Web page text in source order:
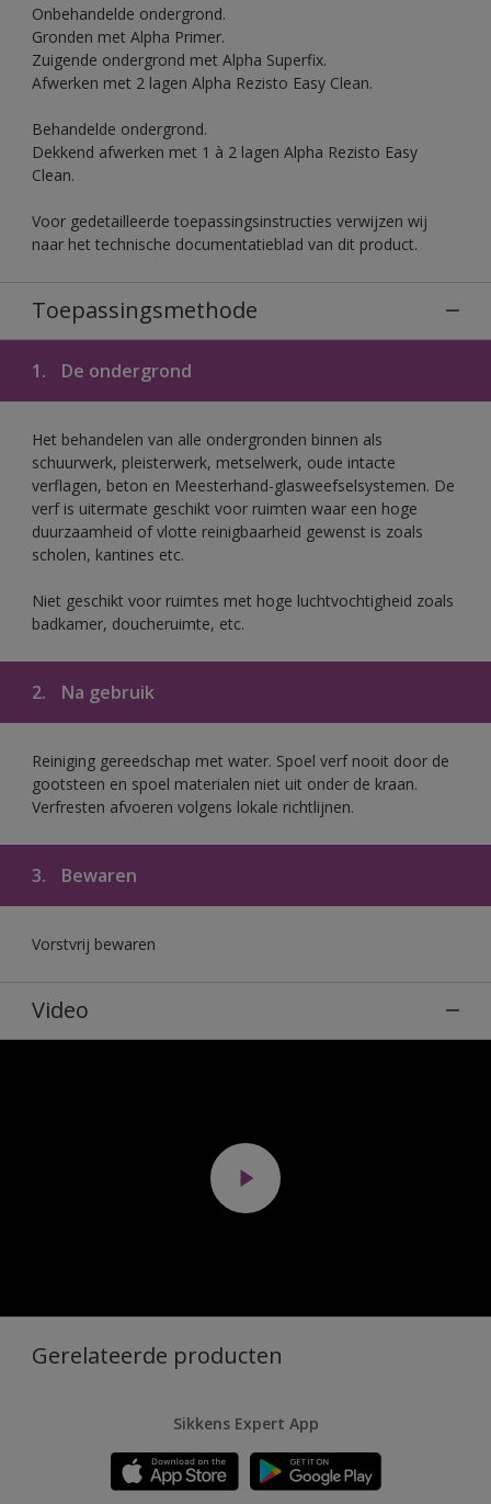
Onbehandelde ondergrond.
Gronden met Alpha Primer.
Zuigende ondergrond met Alpha Superfix.
Afwerken met 2 lagen Alpha Rezisto Easy Clean.
Behandelde ondergrond.
Dekkend afwerken met 1 à 2 lagen Alpha Rezisto Easy
Clean.
Voor gedetailleerde toepassingsinstructies verwijzen wij
naar het technische documentatieblad van dit product.
Toepassingsmethode
1. De ondergrond
Het behandelen van alle ondergronden binnen als
schuurwerk, pleisterwerk, metselwerk, oude intacte
verflagen, beton en Meesterhand-glasweefselsystemen. De
verf is uitermate geschikt voor ruimten waar een hoge
duurzaamheid of vlotte reinigbaarheid gewenst is zoals
scholen, kantines etc.
Niet geschikt voor ruimtes met hoge luchtvochtigheid zoals
badkamer, doucheruimte, etc.
2. Na gebruik
Reiniging gereedschap met water. Spoel verf nooit door de
gootsteen en spoel materialen niet uit onder de kraan.
Verfresten afvoeren volgens lokale richtlijnen.
3. Bewaren
Vorstvrij bewaren
Video
Gerelateerde producten
Sikkens Expert App